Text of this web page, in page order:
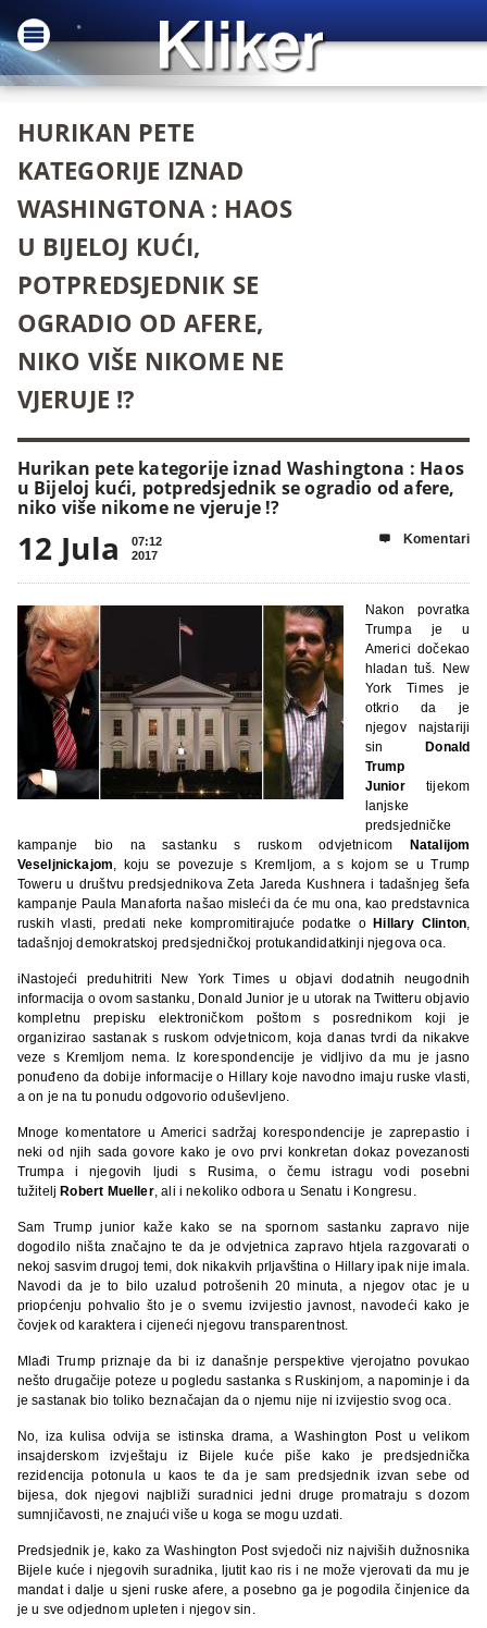
HURIKAN PETE
KATEGORIJE IZNAD
WASHINGTONA : HAOS
U BIJELOJ KUĆI,
POTPREDSJEDNIK SE
OGRADIO OD AFERE,
NIKO VIŠE NIKOME NE
VJERUJE !?
Hurikan pete kategorije iznad Washingtona : Haos
u Bijeloj kući, potpredsjednik se ogradio od afere,
niko više nikome ne vjeruje !?
12 Jula
07:12
2017
 Komentari
Nakon povratka
Trumpa je u
Americi dočekao
hladan tuš. New
York Times je
otkrio da je
njegov najstariji
sinDonald
Trump
Juniortijekom
lanjske
predsjedničke
kampanje bio na sastanku s ruskom odvjetnicom Natalijom
Veseljnickajom , koju se povezuje s Kremljom, a s kojom se u Trump
Toweru u društvu predsjednikova Zeta Jareda Kushnera i tadašnjeg šefa
kampanje Paula Manaforta našao misleći da će mu ona, kao predstavnica
ruskih vlasti, predati neke kompromitirajuće podatke oHillary Clinton
tadašnjoj demokratskoj predsjedničkoj protukandidatkinji njegova oca.
iNastojeći preduhitriti New York Times u objavi dodatnih neugodnih
informacija o ovom sastanku, Donald Junior je u utorak na Twitteru objavio
kompletnu prepisku elektroničkom poštom s posrednikom koji je
organizirao sastanak s ruskom odvjetnicom, koja danas tvrdi da nikakve
veze s Kremljom nema. Iz korespondencije je vidljivo da mu je jasno
ponuđeno da dobije informacije o Hillary koje navodno imaju ruske vlasti,
a on je na tu ponudu odgovorio oduševljeno.
Mnoge komentatore u Americi sadržaj korespondencije je zaprepastio i
neki od njih sada govore kako je ovo prvi konkretan dokaz povezanosti
Trumpa i njegovih ljudi s Rusima, o čemu istragu vodi posebni
tužiteljRobert Mueller, ali i nekoliko odbora u Senatu i Kongresu.
Sam Trump junior kaže kako se na spornom sastanku zapravo nije
dogodilo ništa značajno te da je odvjetnica zapravo htjela razgovarati o
nekoj sasvim drugoj temi, dok nikakvih prljavština o Hillary ipak nije imala.
Navodi da je to bilo uzalud potrošenih 20 minuta, a njegov otac je u
priopćenju pohvalio što je o svemu izvijestio javnost, navodeći kako je
čovjek od karaktera i cijeneći njegovu transparentnost.
Mlađi Trump priznaje da bi iz današnje perspektive vjerojatno povukao
nešto drugačije poteze u pogledu sastanka s Ruskinjom, a napominje i da
je sastanak bio toliko beznačajan da o njemu nije ni izvijestio svog oca.
No, iza kulisa odvija se istinska drama, a Washington Post u velikom
insajderskom izvještaju iz Bijele kuće piše kako je predsjednička
rezidencija potonula u kaos te da je sam predsjednik izvan sebe od
bijesa, dok njegovi najbliži suradnici jedni druge promatraju s dozom
sumnjičavosti, ne znajući više u koga se mogu uzdati.
Predsjednik je, kako za Washington Post svjedoči niz najviših dužnosnika
Bijele kuće i njegovih suradnika, ljutit kao ris i ne može vjerovati da mu je
mandat i dalje u sjeni ruske afere, a posebno ga je pogodila činjenice da
je u sve odjednom upleten i njegov sin.